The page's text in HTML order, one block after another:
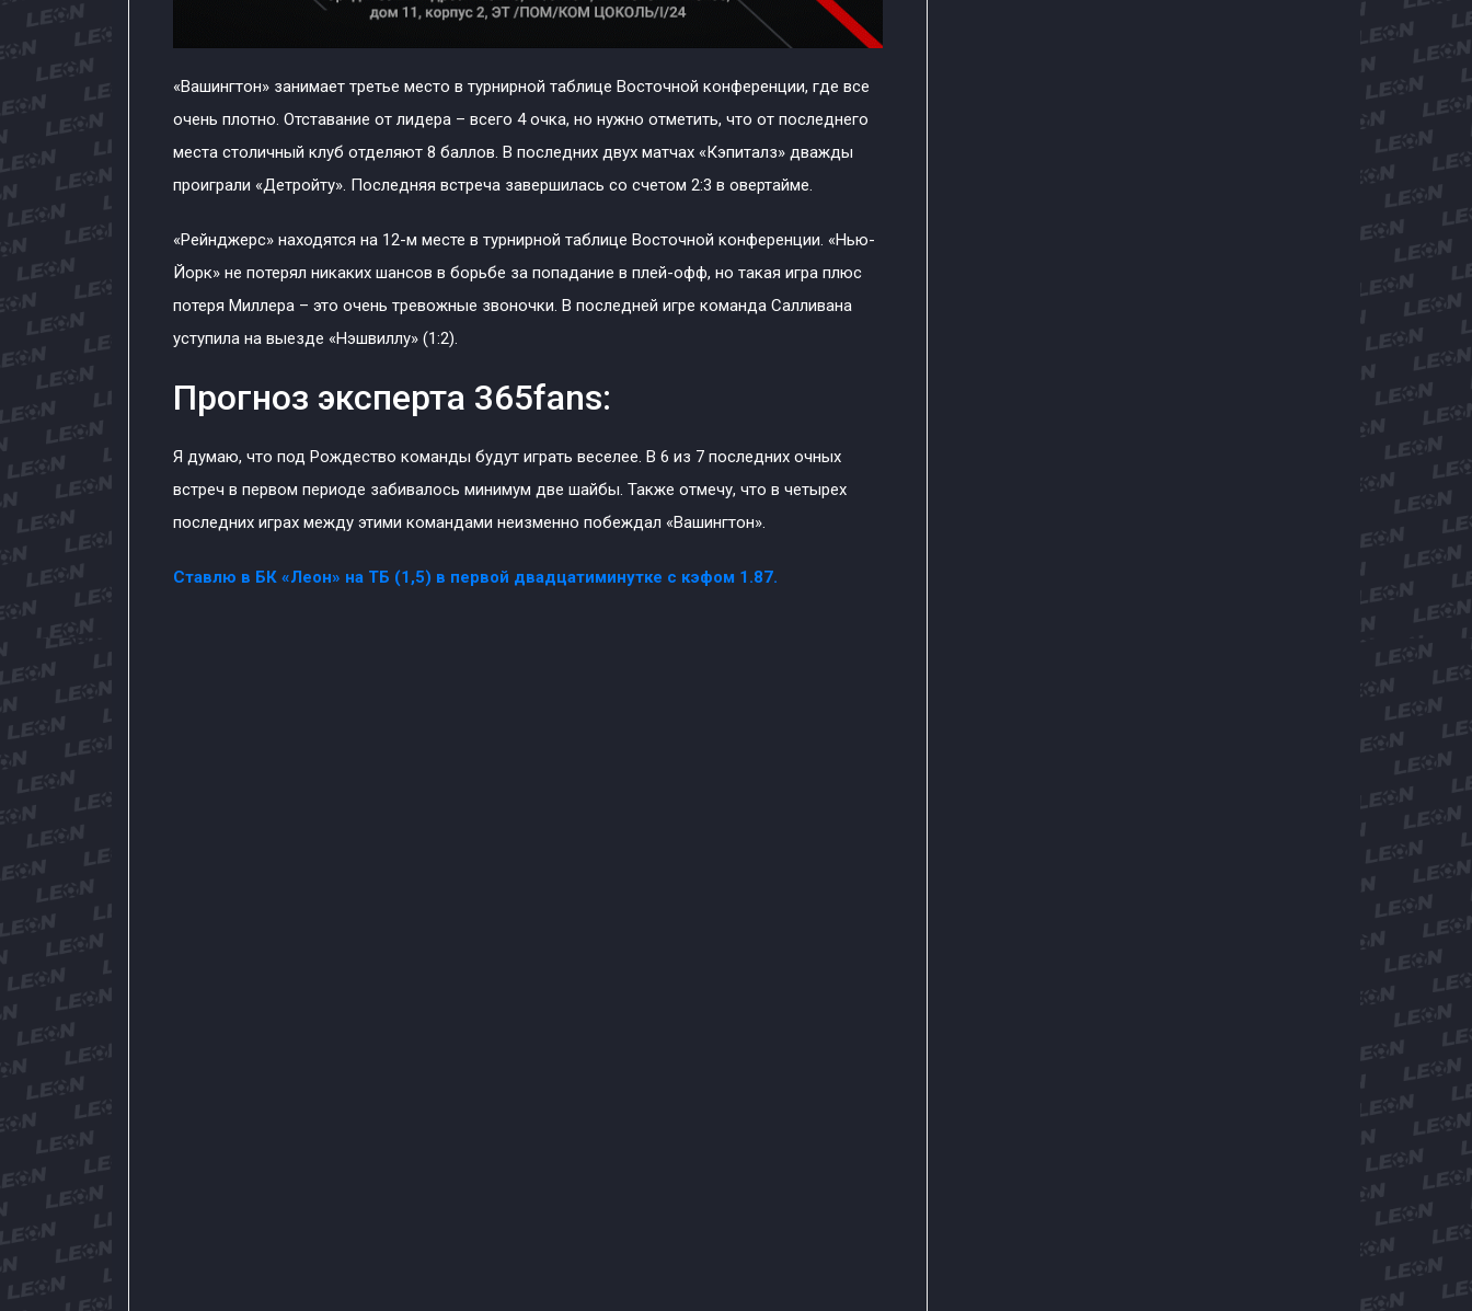
«Вашингтон» занимает третье место в турнирной таблице Восточной конференции, где все
очень плотно. Отставание от лидера – всего 4 очка, но нужно отметить, что от последнего
места столичный клуб отделяют 8 баллов. В последних двух матчах «Кэпиталз» дважды
проиграли «Детройту». Последняя встреча завершилась со счетом 2:3 в овертайме.
«Рейнджерс» находятся на 12-м месте в турнирной таблице Восточной конференции. «Нью-
Йорк» не потерял никаких шансов в борьбе за попадание в плей-офф, но такая игра плюс
потеря Миллера – это очень тревожные звоночки. В последней игре команда Салливана
уступила на выезде «Нэшвиллу» (1:2).
Прогноз эксперта 365fans:
Я думаю, что под Рождество команды будут играть веселее. В 6 из 7 последних очных
встреч в первом периоде забивалось минимум две шайбы. Также отмечу, что в четырех
последних играх между этими командами неизменно побеждал «Вашингтон».
Ставлю в БК «Леон» на ТБ (1,5) в первой двадцатиминутке с кэфом 1.87.